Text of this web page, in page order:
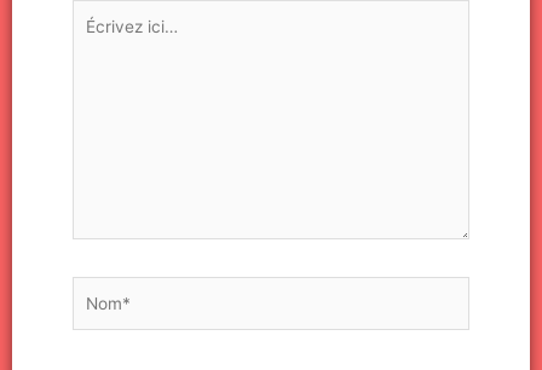
Écrivez
ici…